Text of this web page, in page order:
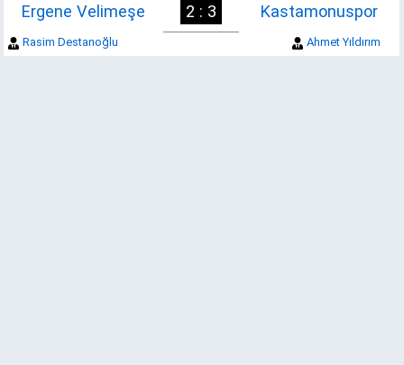
Ergene Velimeşe 2 : 3 Kastamonuspor
Rasim Destanoğlu Ahmet Yıldırım